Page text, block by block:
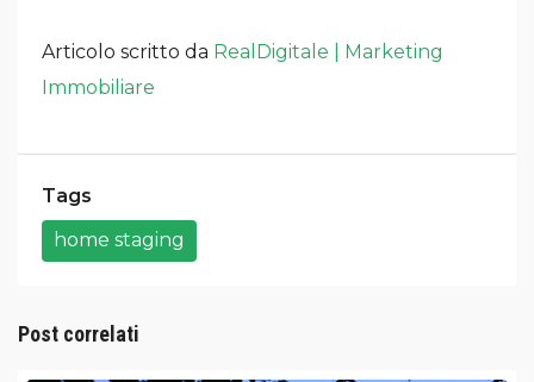
Articolo scritto da RealDigitale | Marketing
Immobiliare
Tags
home staging
Post correlati